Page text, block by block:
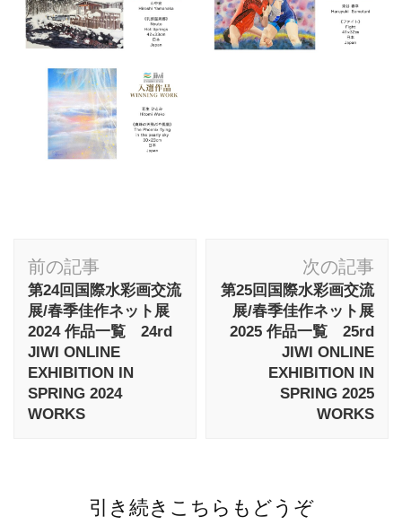
投
稿
ナ
ビ
ゲ
ー
前の記事
第24回国際水彩画交流
展/春季佳作ネット展
2024 作品一覧 24rd
JIWI ONLINE
EXHIBITION IN
SPRING 2024
WORKS
次の記事
第25回国際水彩画交流
展/春季佳作ネット展
2025 作品一覧 25rd
JIWI ONLINE
EXHIBITION IN
SPRING 2025
WORKS
引き続きこちらもどうぞ